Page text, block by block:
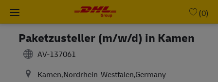
Skip to main content
(0)
Paketzusteller (m/w/d) in Kamen
AV-137061
Kamen,Nordrhein-Westfalen,Germany